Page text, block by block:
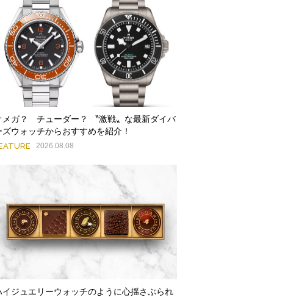
メガ？ チューダー？ 〝激戦〟な最新ダイバ
ズウォッチからおすすめを紹介！
2026.08.08
イジュエリーウォッチのように心揺さぶられ